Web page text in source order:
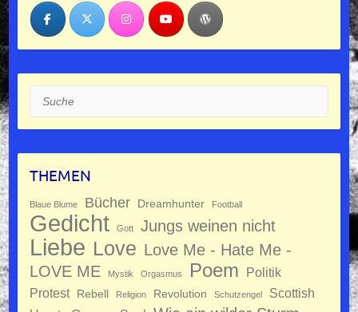
Suche
THEMEN
Blaue Blume Bücher Dreamhunter Football
Gedicht Gott Jungs weinen nicht
Liebe Love Love Me - Hate Me -
LOVE ME
Mystik Orgasmus Poem
Politik
Protest
Rebell Religion Revolution Schutzengel
Scottish